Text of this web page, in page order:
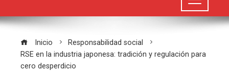
Inicio
Responsabilidad social
RSE en la industria japonesa: tradición y regulación para
cero desperdicio